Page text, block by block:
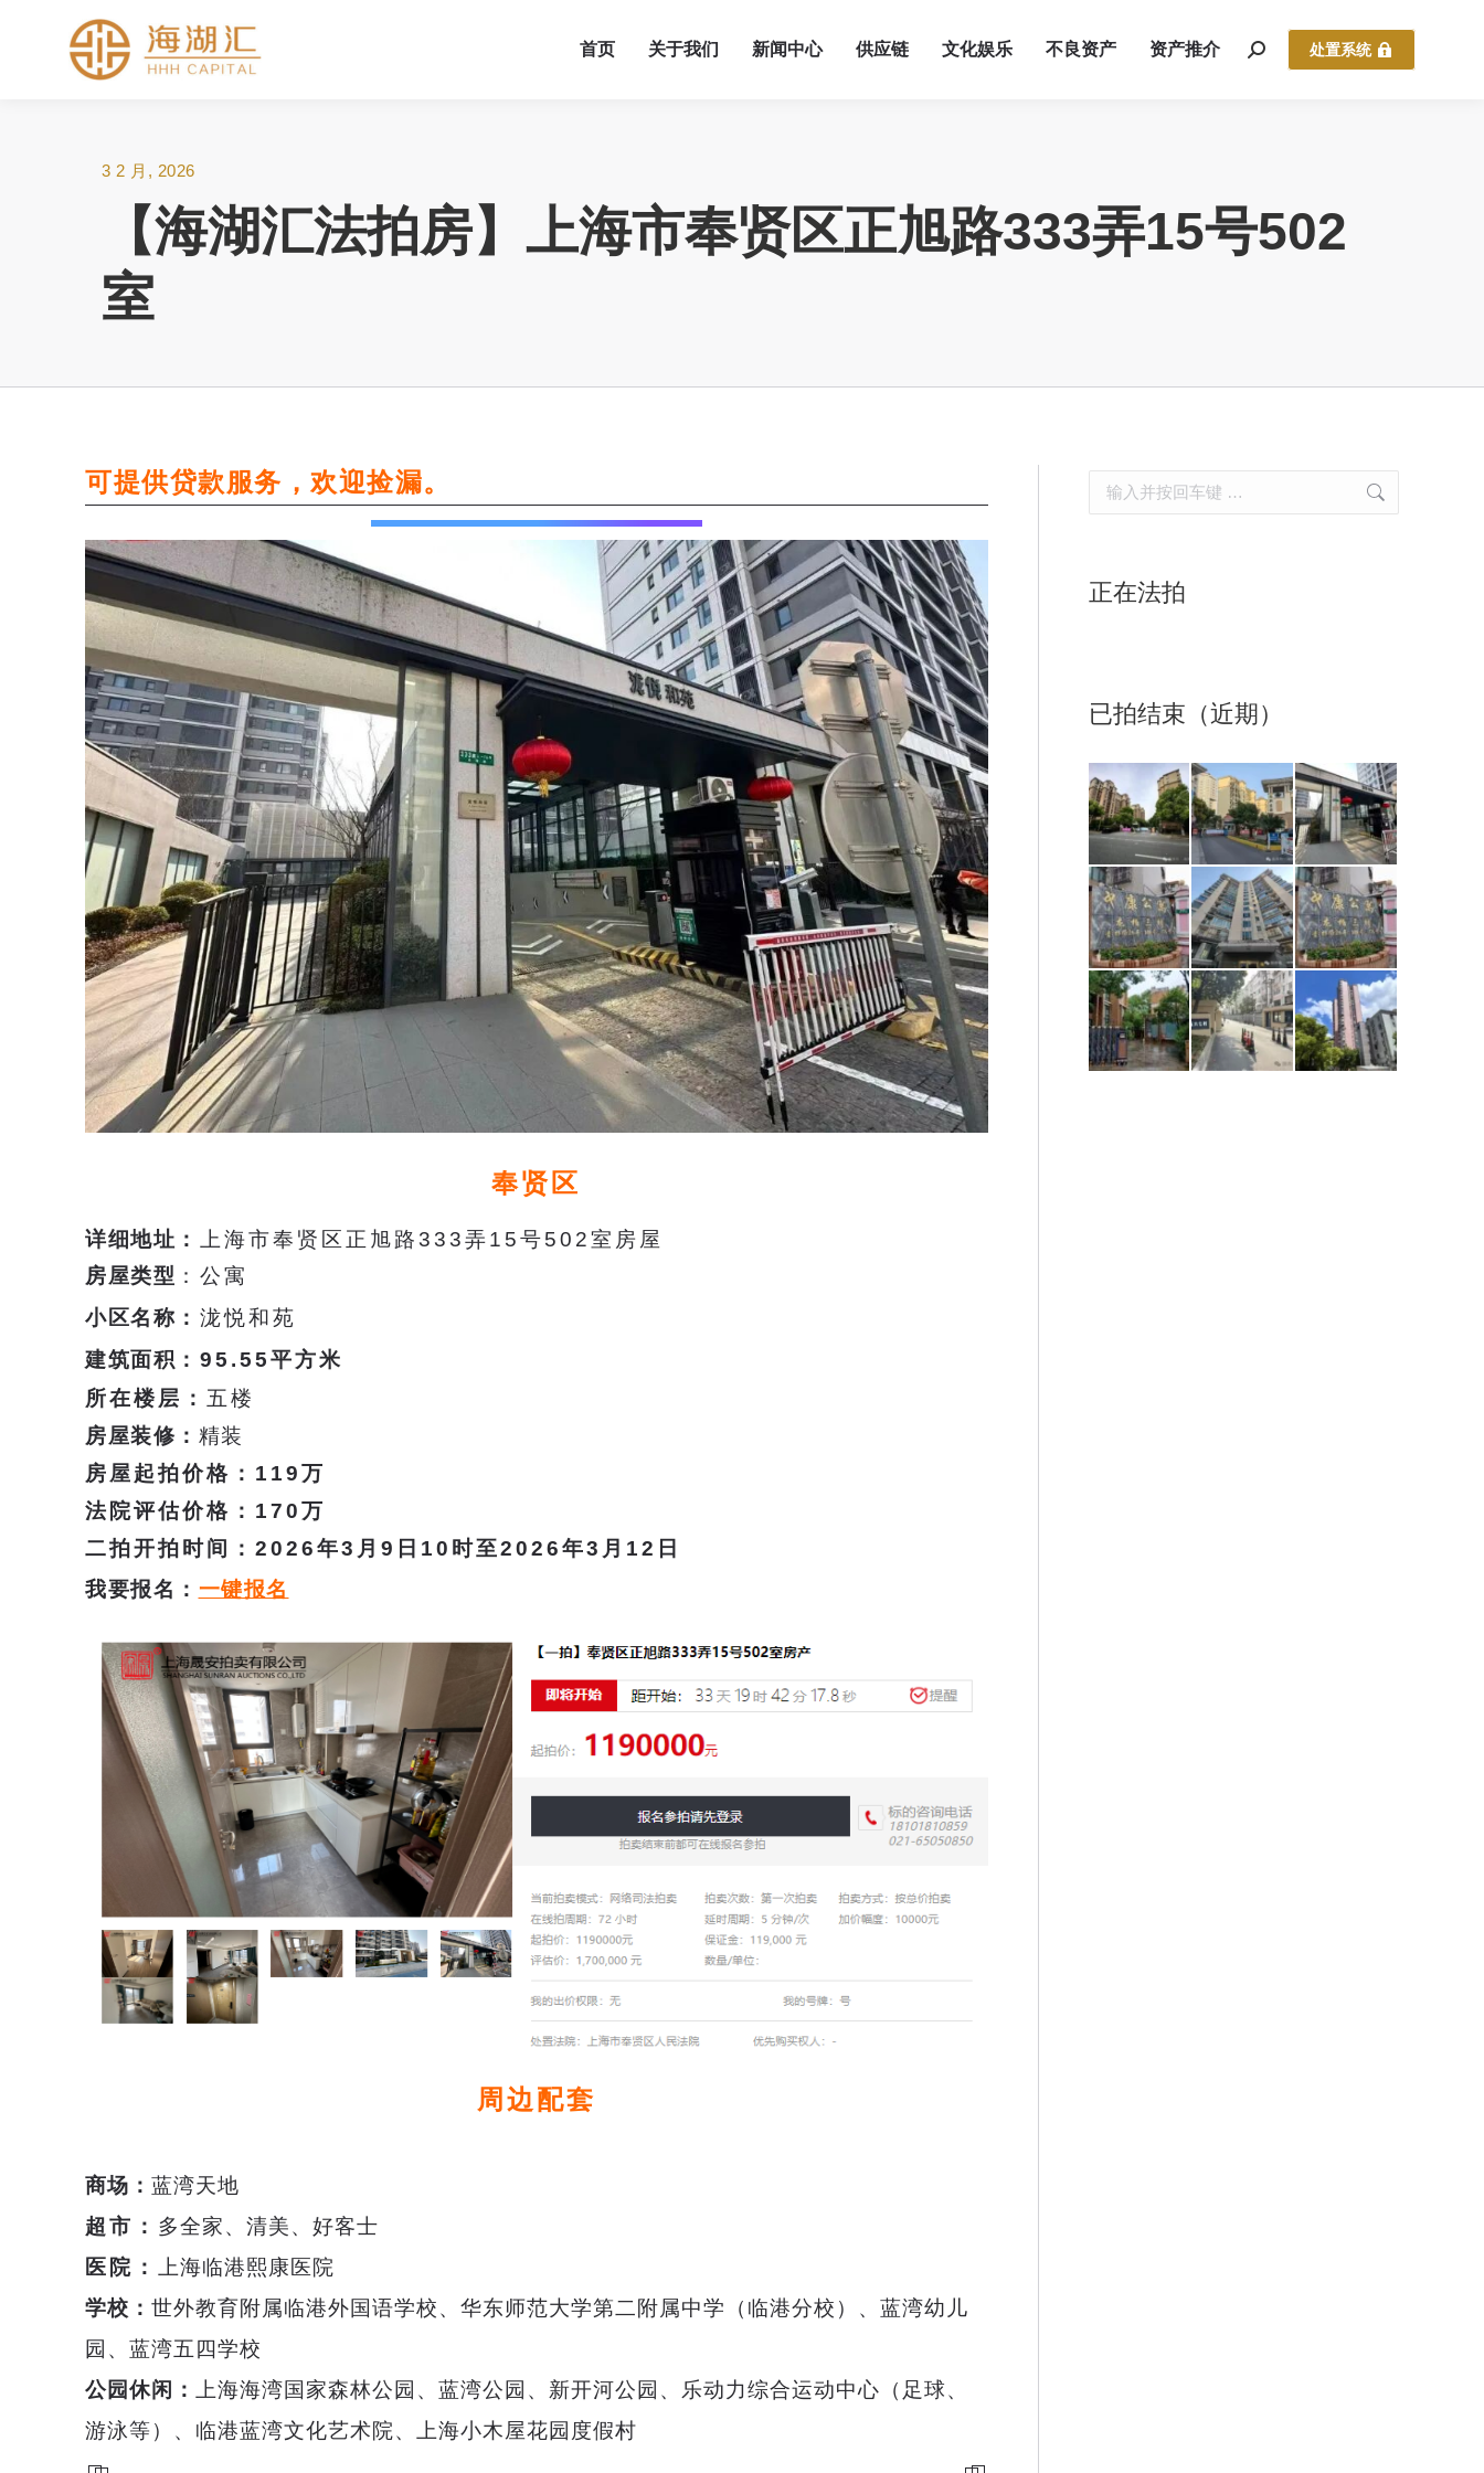
首页 关于我们 新闻中心 供应链 文化娱乐 不良资产 资产推介 处置系统
3 2 月, 2026
【海湖汇法拍房】上海市奉贤区正旭路333弄15号502
室
可提供贷款服务，欢迎捡漏。
奉贤区
详细地址 ： 上 海市奉贤区正旭路333弄15号502室 房屋
房屋类型 ：公寓
小区名称 ： 泷悦和苑
建筑面积 ： 95.55平方米
所在楼层： 五楼
房屋装修： 精装
房屋起拍价格： 119万
法院评估价格： 170万
二拍开拍时间 ： 2026年3月9日10时至2026年3月12日
我要报名： 一键报名
周边配套
商场： 蓝湾天地
超市： 多全家、清美、好客士
医院： 上海临港熙康医院
学校： 世外教育附属临港外国语学校、华东师范大学第二附属中学（临港分校）、蓝湾幼儿
园、蓝湾五四学校
公园休闲： 上海海湾国家森林公园、蓝湾公园、新开河公园、乐动力综合运动中心（足球、
游泳等）、临港蓝湾文化艺术院、上海小木屋花园度假村
正在法拍
已拍结束（近期）